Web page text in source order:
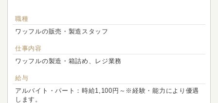
職種
ワッフルの販売・製造スタッフ
仕事内容
ワッフルの製造・箱詰め、レジ業務
給与
アルバイト・パート：時給1,100円～※経験・能力により優遇
します。